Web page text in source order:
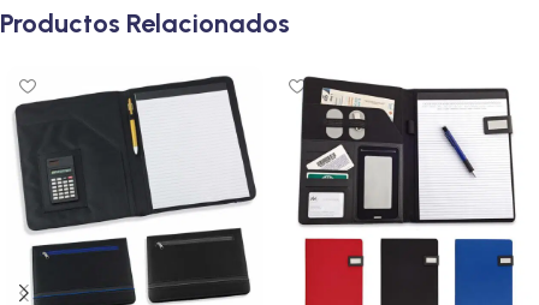
Productos Relacionados